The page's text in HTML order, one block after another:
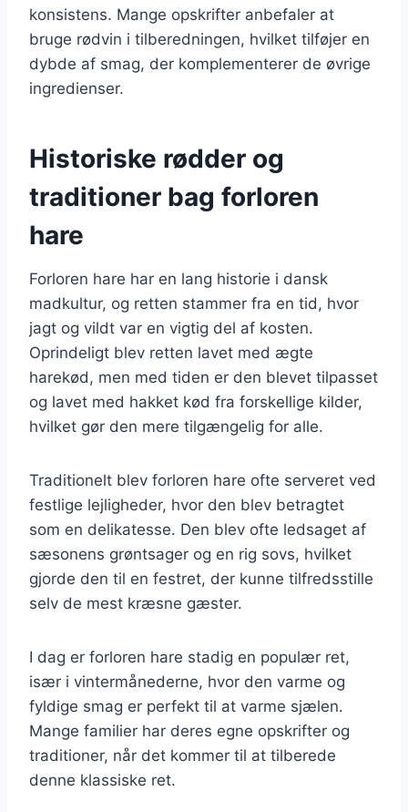
konsistens. Mange opskrifter anbefaler at
bruge rødvin i tilberedningen, hvilket tilføjer en
dybde af smag, der komplementerer de øvrige
ingredienser.
Historiske rødder og
traditioner bag forloren
hare
Forloren hare har en lang historie i dansk
madkultur, og retten stammer fra en tid, hvor
jagt og vildt var en vigtig del af kosten.
Oprindeligt blev retten lavet med ægte
harekød, men med tiden er den blevet tilpasset
og lavet med hakket kød fra forskellige kilder,
hvilket gør den mere tilgængelig for alle.
Traditionelt blev forloren hare ofte serveret ved
festlige lejligheder, hvor den blev betragtet
som en delikatesse. Den blev ofte ledsaget af
sæsonens grøntsager og en rig sovs, hvilket
gjorde den til en festret, der kunne tilfredsstille
selv de mest kræsne gæster.
I dag er forloren hare stadig en populær ret,
især i vintermånederne, hvor den varme og
fyldige smag er perfekt til at varme sjælen.
Mange familier har deres egne opskrifter og
traditioner, når det kommer til at tilberede
denne klassiske ret.